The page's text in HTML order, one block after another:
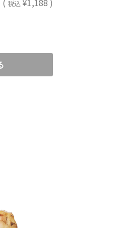
( 税込 ¥1,188 )